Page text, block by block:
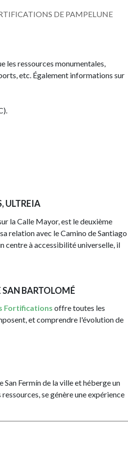
DE PAMPELUNE
les ressources monumentales,
etc. Également informations sur
ULTREIA
la Calle Mayor, est le deuxième
relation avec le Camino de Santiago
centre à accessibilité universelle, il
SAN BARTOLOMÉ
Fortifications offre toutes les
et comprendre l'évolution de
Fermín de la ville et héberge un
se génère une expérience